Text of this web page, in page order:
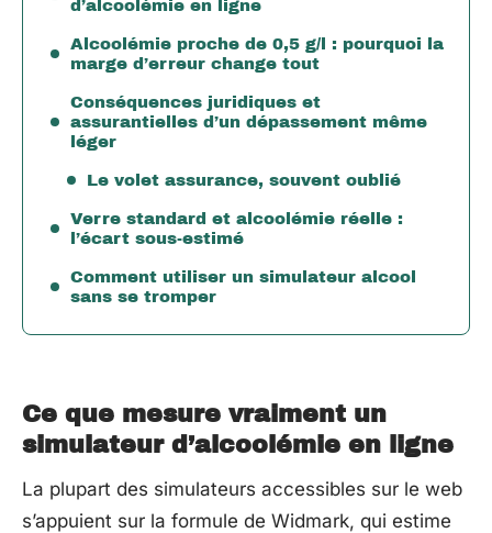
d’alcoolémie en ligne
Alcoolémie proche de 0,5 g/l : pourquoi la
marge d’erreur change tout
Conséquences juridiques et
assurantielles d’un dépassement même
léger
Le volet assurance, souvent oublié
Verre standard et alcoolémie réelle :
l’écart sous-estimé
Comment utiliser un simulateur alcool
sans se tromper
Ce que mesure vraiment un
simulateur d’alcoolémie en ligne
La plupart des simulateurs accessibles sur le web
s’appuient sur la formule de Widmark, qui estime